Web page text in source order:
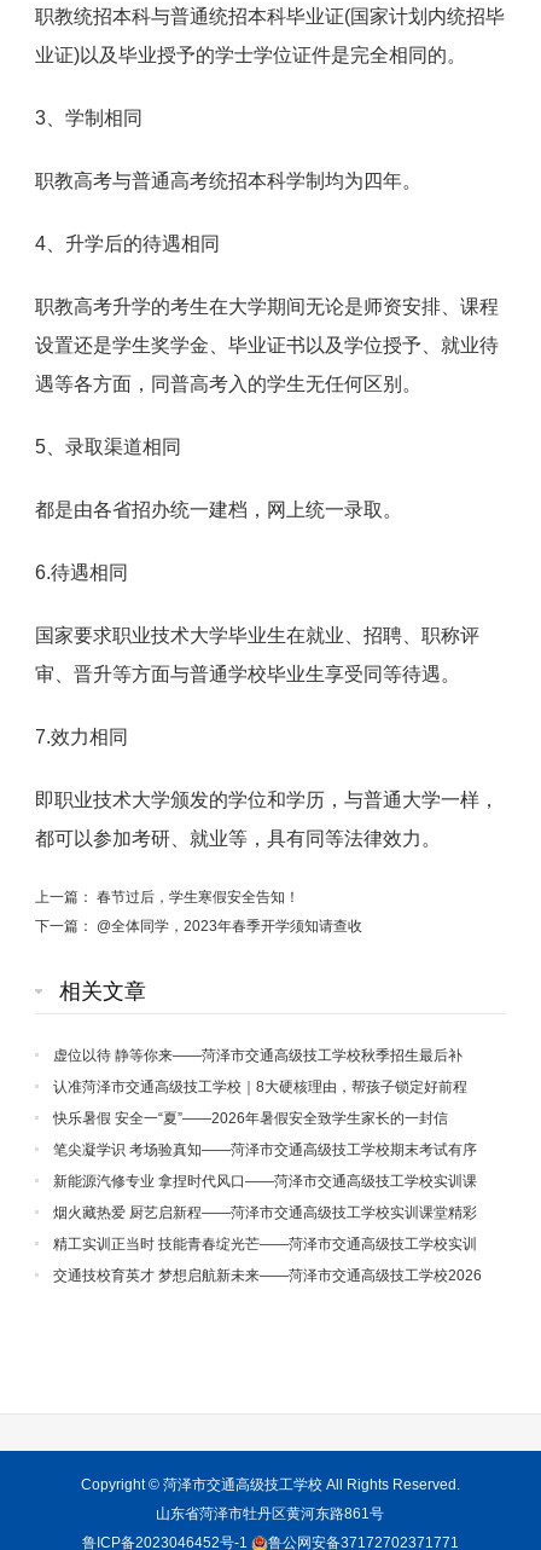
职教统招本科与普通统招本科毕业证(国家计划内统招毕
业证)以及毕业授予的学士学位证件是完全相同的。
3、学制相同
职教高考与普通高考统招本科学制均为四年。
4、升学后的待遇相同
职教高考升学的考生在大学期间无论是师资安排、课程
设置还是学生奖学金、毕业证书以及学位授予、就业待
遇等各方面，同普高考入的学生无任何区别。
5、录取渠道相同
都是由各省招办统一建档，网上统一录取。
6.待遇相同
国家要求职业技术大学毕业生在就业、招聘、职称评
审、晋升等方面与普通学校毕业生享受同等待遇。
7.效力相同
即职业技术大学颁发的学位和学历，与普通大学一样，
都可以参加考研、就业等，具有同等法律效力。
上一篇： 春节过后，学生寒假安全告知！
下一篇： @全体同学，2023年春季开学须知请查收
相关文章
虚位以待 静等你来——菏泽市交通高级技工学校秋季招生最后补
录！认准菏泽市交通高级技工学校｜8大硬核理由，帮孩子锁定好前程
快乐暑假 安全一“夏”——2026年暑假安全致学生家长的一封信
笔尖凝学识 考场验真知——菏泽市交通高级技工学校期末考试有序
开展新能源汽修专业 拿捏时代风口——菏泽市交通高级技工学校实训课
堂精彩纪实（三）
烟火藏热爱 厨艺启新程——菏泽市交通高级技工学校实训课堂精彩
纪实（二）
精工实训正当时 技能青春绽光芒——菏泽市交通高级技工学校实训
课堂精彩纪实（一）
交通技校育英才 梦想启航新未来——菏泽市交通高级技工学校2026
Copyright © 菏泽市交通高级技工学校All Rights Reserved.
山东省菏泽市牡丹区黄河东路861号
鲁ICP备2023046452号-1
鲁公网安备37172702371771